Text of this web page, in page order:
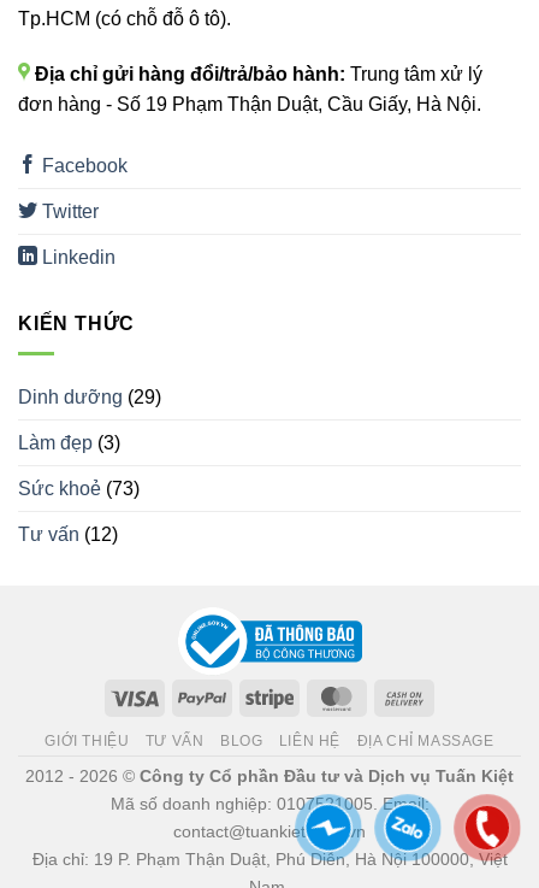
Tp.HCM (có chỗ đỗ ô tô).
Địa chỉ gửi hàng đổi/trả/bảo hành: Trung tâm xử lý
đơn hàng - Số 19 Phạm Thận Duật, Cầu Giấy, Hà Nội.
Facebook
Twitter
Linkedin
KIẾN THỨC
Dinh dưỡng (29)
Làm đẹp (3)
Sức khoẻ (73)
Tư vấn (12)
Visa PayPal Stripe MasterCard
Delivery
GIỚI THIỆU TƯ VẤN BLOG LIÊN HỆ ĐỊA CHỈ MASSAGE
2012 - 2026 © Công ty Cổ phần Đầu tư và Dịch vụ Tuấn Kiệt
Mã số doanh nghiệp: 0107521005. Email:
contact@tuankiet.com.vn
Địa chỉ: 19 P. Phạm Thận Duật, Phú Diễn, Hà Nội 100000, Việt